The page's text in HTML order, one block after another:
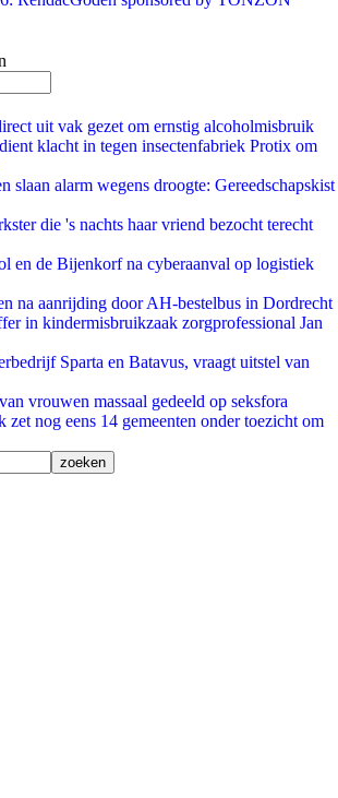
uit vak gezet om ernstig alcoholmisbruik
klacht in tegen insectenfabriek Protix om
slaan alarm wegens droogte: Gereedschapskist
die 's nachts haar vriend bezocht terecht
en de Bijenkorf na cyberaanval op logistiek
na aanrijding door AH-bestelbus in Dordrecht
in kindermisbruikzaak zorgprofessional Jan
Sparta en Batavus, vraagt uitstel van
vrouwen massaal gedeeld op seksfora
zet nog eens 14 gemeenten onder toezicht om